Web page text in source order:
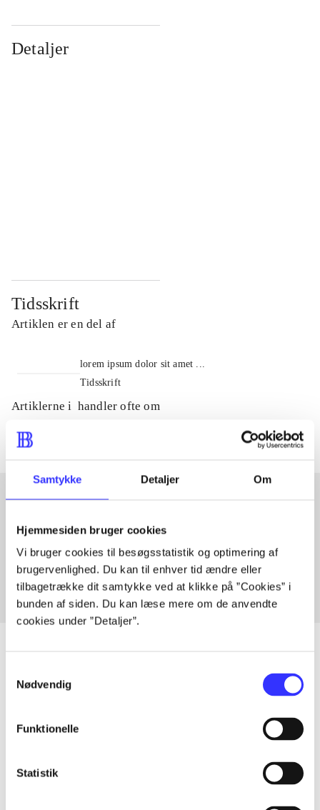
Samtykke Detaljer Om
Hjemmesiden bruger cookies
Vi bruger cookies til besøgsstatistik og optimering af
brugervenlighed. Du kan til enhver tid ændre eller
tilbagetrække dit samtykke ved at klikke på ”Cookies” i
bunden af siden. Du kan læse mere om de anvendte
cookies under ”Detaljer”.
Nødvendig
Funktionelle
Statistik
Detaljer
Tidsskrift
Artiklen er en del af
lorem ipsum dolor sit amet ...
Tidsskrift
Artiklerne i handler ofte om
Artikler med samme emner
Fra
Artikler